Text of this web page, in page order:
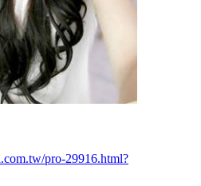
pro-29916.html?